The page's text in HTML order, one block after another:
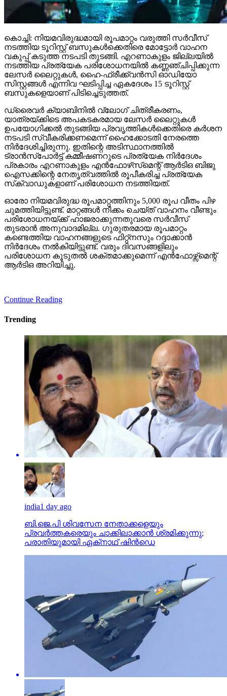
കൊച്ചി: നിയമവിരുദ്ധമായി രൂപമാറ്റം വരുത്തി സര്‍വീസ്
നടത്തിയ ടൂറിസ്റ്റ് ബസുകള്‍ക്കെതിരെ മോട്ടോര്‍ വാഹന
വകുപ്പ് കടുത്ത നടപടി തുടങ്ങി. എറണാകുളം ജില്ലയില്‍
നടത്തിയ പ്രത്യേക പരിശോധനയില്‍ കണ്ണഞ്ചിപ്പിക്കുന്ന
ലേസര്‍ ലൈറ്റുകള്‍, ഹൈ-ഫ്രീക്ക്വന്‍സി ഓഡിയോ
സിസ്റ്റങ്ങള്‍ എന്നിവ ഘടിപ്പിച്ച ഏകദേശം 15 ടൂറിസ്റ്റ്
ബസുകളെയാണ് പിടിച്ചെടുത്തത്.
ഡ്രൈവര്‍ ക്യാബിനില്‍ വ്‌ലോഗ് ചിത്രീകരണം,
യാത്രയ്ക്കിടെ അപകടകരമായ ലേസര്‍ ലൈറ്റുകള്‍
ഉപയോഗിക്കല്‍ തുടങ്ങിയ പ്രവൃത്തികള്‍ക്കെതിരെ കര്‍ശന
നടപടി സ്വീകരിക്കണമെന്ന് ഹൈക്കോടതി നേരത്തെ
നിര്‍ദേശിച്ചിരുന്നു. ഇതിന്റെ അടിസ്ഥാനത്തില്‍
ട്രാന്‍സ്പോര്‍ട്ട് കമ്മീഷണറുടെ പ്രത്യേക നിര്‍ദേശം
പ്രകാരം എറണാകുളം എന്‍ഫോഴ്‌സ്‌മെന്റ് ആര്‍ടിഒ ബിജു
ഐസക്കിന്റെ നേതൃത്വത്തില്‍ രൂപീകരിച്ച പ്രത്യേക
സ്‌ക്വാഡുകളാണ് പരിശോധന നടത്തിയത്.
ഓരോ നിയമവിരുദ്ധ രൂപമാറ്റത്തിനും 5,000 രൂപ വീതം പിഴ
ചുമത്തിയിട്ടുണ്ട്. മാറ്റങ്ങള്‍ നീക്കം ചെയ്ത് വാഹനം വീണ്ടും
പരിശോധനയ്ക്ക് ഹാജരാക്കുന്നതുവരെ സര്‍വീസ്
തുടരാന്‍ അനുവാദമില്ല. ഗുരുതരമായ രൂപമാറ്റം
കണ്ടെത്തിയ വാഹനങ്ങളുടെ ഫിറ്റ്‌നസും റദ്ദാക്കാന്‍
നിര്‍ദേശം നല്‍കിയിട്ടുണ്ട്. വരും ദിവസങ്ങളിലും
പരിശോധന കൂടുതല്‍ ശക്തമാക്കുമെന്ന് എന്‍ഫോഴ്സ്മെന്റ്
ആര്‍ടിഒ അറിയിച്ചു.
Continue Reading
Trending
india1 day ago
ബി.ജെ.പി ശിവസേന നേതാക്കളെയും
പ്രവര്‍ത്തകരെയും ചാക്കിലാക്കാന്‍ ശ്രമിക്കുന്നു;
പരാതിയുമായി ഏക്‌നാഥ് ഷിന്‍ഡെ